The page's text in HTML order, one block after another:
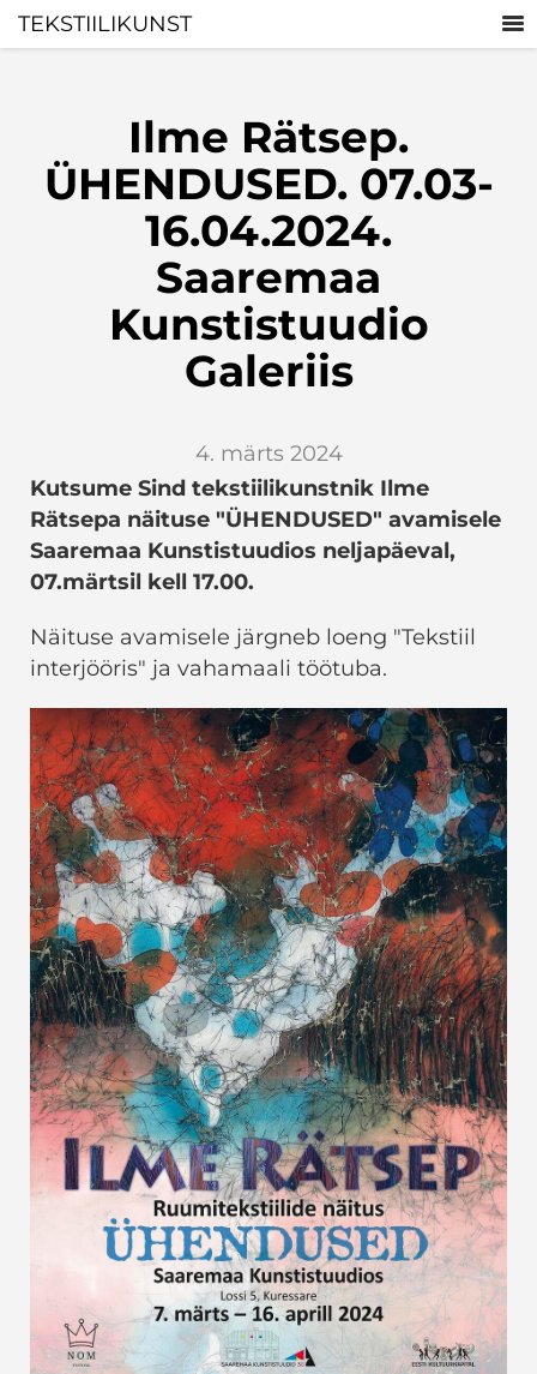
TEKSTIILIKUNST
Ilme Rätsep.
ÜHENDUSED. 07.03-
16.04.2024.
Saaremaa
Kunstistuudio
Galeriis
4. märts 2024
Kutsume Sind tekstiilikunstnik Ilme
Rätsepa näituse "ÜHENDUSED" avamisele
Saaremaa Kunstistuudios neljapäeval,
07.märtsil kell 17.00.
Näituse avamisele järgneb loeng "Tekstiil
interjööris" ja vahamaali töötuba.